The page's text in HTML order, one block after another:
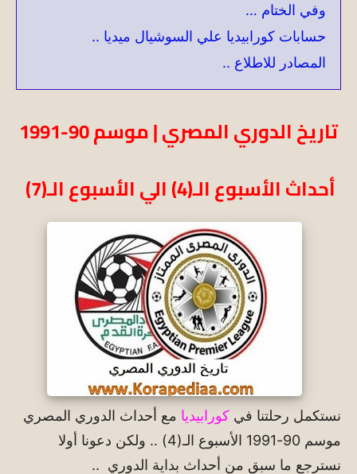
وفي الختام …
حسابات كورابيديا علي السوشيال ميديا ..
المصادر للاطلاع ..
تاريخ الدوري المصري |موسم 90-1991
أحداث الأسبوع الـ(4) الي الأسبوع الـ(7)
نستكمل رحلتنا في كورابيديا مع أحداث الدوري المصري
موسم 90-1991 الأسبوع الـ(4) .. ولكن دعونا أولا
نسترجع ما سبق من أحداث بداية الدوري ..